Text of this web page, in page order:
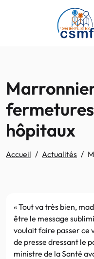
Passer au contenu principal
hôpitaux
Accueil Actualités
« Tout va très bien,
être le message
voulait faire passer ce
de presse dressant le
ministre de la Santé